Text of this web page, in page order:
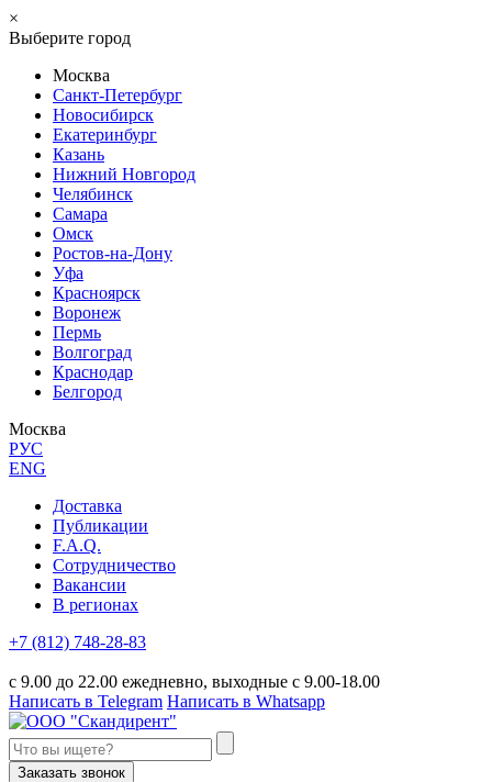
×
Выберите город
Москва
Санкт-Петербург
Новосибирск
Екатеринбург
Казань
Нижний Новгород
Челябинск
Самара
Омск
Ростов-на-Дону
Уфа
Красноярск
Воронеж
Пермь
Волгоград
Краснодар
Белгород
Москва
РУС
ENG
Доставка
Публикации
F.A.Q.
Сотрудничество
Вакансии
В регионах
+7 (812) 748-28-83
с 9.00 до 22.00 ежедневно, выходные с 9.00-18.00
Написать в Telegram Написать в Whatsapp
Заказать звонок